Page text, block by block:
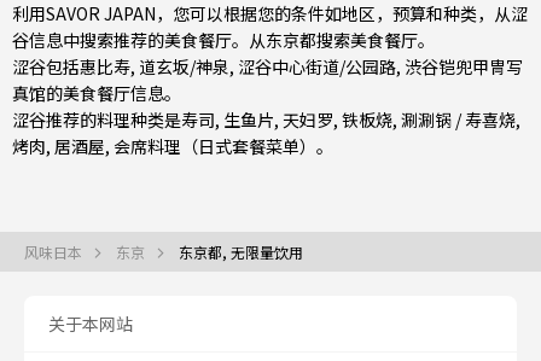
利用SAVOR JAPAN，您可以根据您的条件如地区，预算和种类，从涩
谷信息中搜索推荐的美食餐厅。从东京都搜索美食餐厅。
涩谷包括惠比寿, 道玄坂/神泉, 涩谷中心街道/公园路, 渋谷铠兜甲冑写
真馆的美食餐厅信息。
涩谷推荐的料理种类是寿司, 生鱼片, 天妇罗, 铁板烧, 涮涮锅 / 寿喜烧,
烤肉, 居酒屋, 会席料理（日式套餐菜单） 。
风味日本 东京 东京都, 无限量饮用
关于本网站